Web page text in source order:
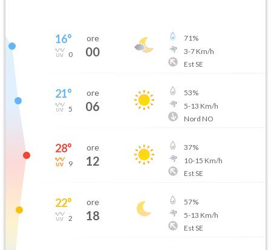
16°
0
ore
00
71%
3-7Km/h
Est SE
21°
5
ore
06
53%
5-13 Km/h
Nord NO
28°
9
ore
12
37%
10-15 Km/h
Est SE
22°
2
ore
18
57%
5-13 Km/h
Est SE